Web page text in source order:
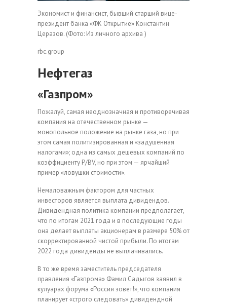
Экономист и финансист, бывший старший вице-
президент банка «ФК Открытие» Константин
Церазов. (Фото: Из личного архива )
rbc.group
Нефтегаз
«Газпром»
Пожалуй, самая неоднозначная и противоречивая
компания на отечественном рынке —
монопольное положение на рынке газа, но при
этом самая политизированная и «задушенная
налогами»; одна из самых дешевых компаний по
коэффициенту P/BV, но при этом — ярчайший
пример «ловушки стоимости».
Немаловажным фактором для частных
инвесторов является выплата дивидендов.
Дивидендная политика компании предполагает,
что по итогам 2021 года и в последующие годы
она делает выплаты акционерам в размере 50% от
скорректированной чистой прибыли. По итогам
2022 года дивиденды не выплачивались.
В то же время заместитель председателя
правления «Газпрома» Фамил Садыгов заявил в
кулуарах форума «Россия зовет!», что компания
планирует «строго следовать» дивидендной